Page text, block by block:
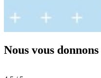
Nous vous donnons